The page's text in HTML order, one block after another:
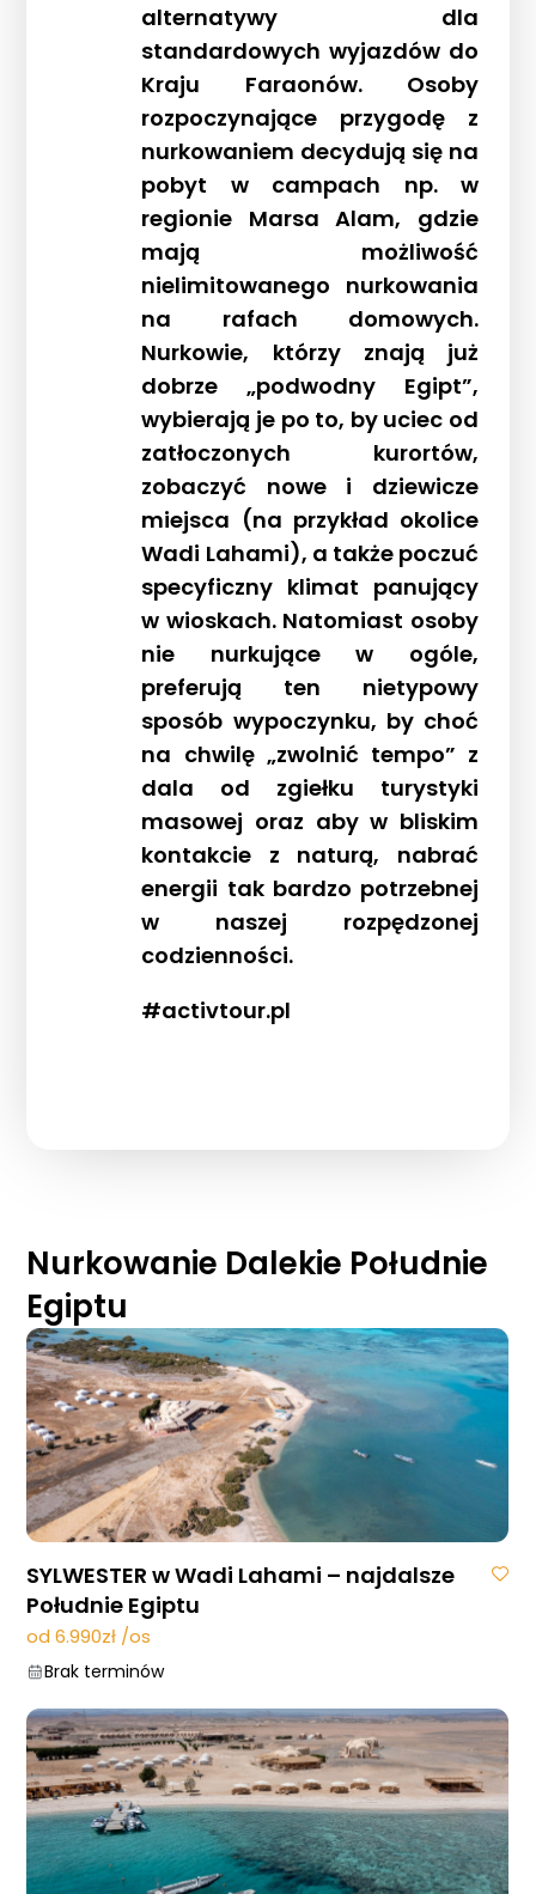
Strona główna !!!
O nas
Wyprawy Nurkowe
Gdzie i kiedy nurkować
Galeria
Blog
Kontakt
alternatywy dla
standardowych wyjazdów do
Kraju Faraonów. Osoby
rozpoczynające przygodę z
nurkowaniem decydują się na
pobyt w campach np. w
regionie Marsa Alam, gdzie
mają możliwość
nielimitowanego nurkowania
na rafach domowych.
Nurkowie, którzy znają już
dobrze „podwodny Egipt”,
wybierają je po to, by uciec od
zatłoczonych kurortów,
zobaczyć nowe i dziewicze
miejsca (na przykład okolice
Wadi Lahami), a także poczuć
specyficzny klimat panujący
w wioskach. Natomiast osoby
nie nurkujące w ogóle,
preferują ten nietypowy
sposób wypoczynku, by choć
na chwilę „zwolnić tempo” z
dala od zgiełku turystyki
masowej oraz aby w bliskim
kontakcie z naturą, nabrać
energii tak bardzo potrzebnej
w naszej rozpędzonej
codzienności.
#activtour.pl
Nurkowanie Dalekie Południe
Egiptu
SYLWESTER w Wadi Lahami – najdalsze
Południe Egiptu
od 6.990zł /os
Brak terminów